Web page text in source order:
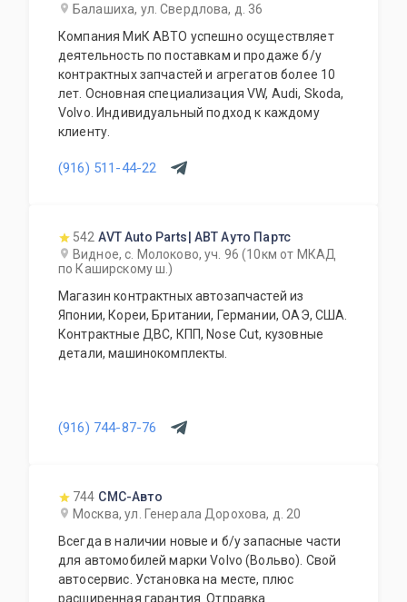
Балашиха, ул. Свердлова, д. 36
Компания МиК АВТО успешно осуществляет
деятельность по поставкам и продаже б/у
контрактных запчастей и агрегатов более 10
лет. Основная специализация VW, Audi, Skoda,
Volvo. Индивидуальный подход к каждому
клиенту.
(916) 511-44-22
542 AVT Auto Parts| АВТ Ауто Партс
Видное, с. Молоково, уч. 96 (10км от МКАД
по Каширскому ш.)
Магазин контрактных автозапчастей из
Японии, Кореи, Британии, Германии, ОАЭ, США.
Контрактные ДВС, КПП, Nose Cut, кузовные
детали, машинокомплекты.
(916) 744-87-76
744 СМС-Авто
Москва, ул. Генерала Дорохова, д. 20
Всегда в наличии новые и б/у запасные части
для автомобилей марки Volvo (Вольво). Свой
автосервис. Установка на месте, плюс
расширенная гарантия. Отправка